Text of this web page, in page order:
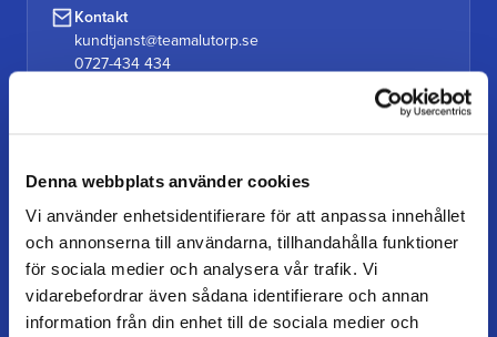
Denna webbplats använder cookies
Vi använder enhetsidentifierare för att anpassa innehållet
och annonserna till användarna, tillhandahålla funktioner
för sociala medier och analysera vår trafik. Vi
vidarebefordrar även sådana identifierare och annan
information från din enhet till de sociala medier och
Kontakt
kundtjanst@teamalutorp.se
0727-434 434
Mandag–torsdag: 07–16
Fredag / dag før helligdag: 07–15